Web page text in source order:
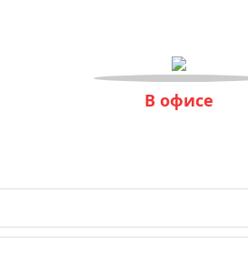
В офисе